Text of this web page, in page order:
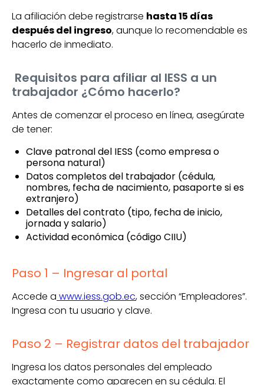
La afiliación debe registrarse hasta 15 días
después del ingreso, aunque lo recomendable es
hacerlo de inmediato.
Requisitos para afiliar al IESS a un
trabajador ¿Cómo hacerlo?
Antes de comenzar el proceso en línea, asegúrate
de tener:
Clave patronal del IESS (como empresa o
persona natural)
Datos completos del trabajador (cédula,
nombres, fecha de nacimiento, pasaporte si es
extranjero)
Detalles del contrato (tipo, fecha de inicio,
jornada y salario)
Actividad económica (código CIIU)
Paso 1 – Ingresar al portal
Accede a www.iess.gob.ec, sección “Empleadores”.
Ingresa con tu usuario y clave.
Paso 2 – Registrar datos del trabajador
Ingresa los datos personales del empleado
exactamente como aparecen en su cédula. El